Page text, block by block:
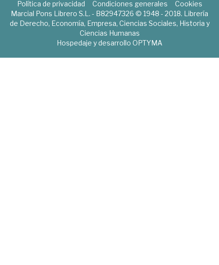
Política de privacidad Condiciones generales
Cookies
Marcial Pons Librero S.L. - B82947326 © 1948 - 2018. Librería
de Derecho, Economía, Empresa, Ciencias Sociales, Historia y
Ciencias Humanas
Hospedaje y desarrollo OPTYMA